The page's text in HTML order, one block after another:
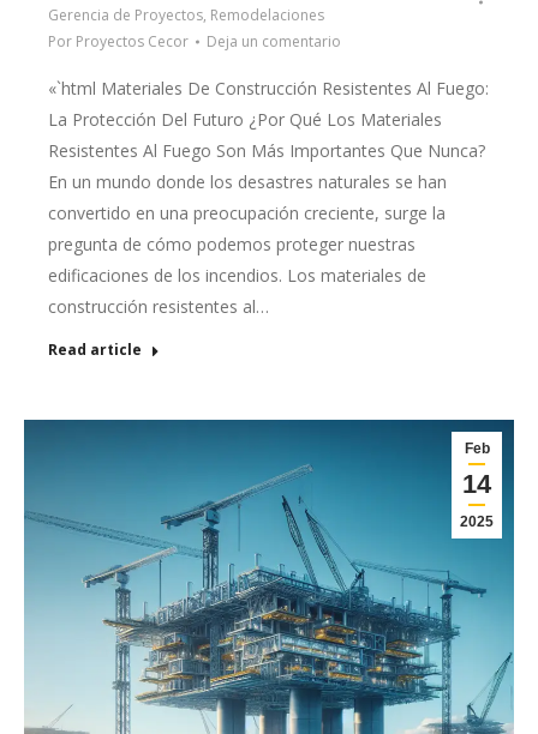
Gerencia de Proyectos, Remodelaciones
Por Proyectos Cecor Deja un comentario
«`html Materiales De Construcción Resistentes Al Fuego:
La Protección Del Futuro ¿Por Qué Los Materiales
Resistentes Al Fuego Son Más Importantes Que Nunca?
En un mundo donde los desastres naturales se han
convertido en una preocupación creciente, surge la
pregunta de cómo podemos proteger nuestras
edificaciones de los incendios. Los materiales de
construcción resistentes al…
Read article
Feb
14
2025